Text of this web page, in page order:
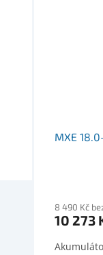
MXE
8 490 Kč
10 273